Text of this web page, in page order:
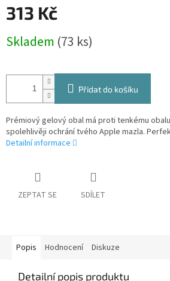
313 Kč
cena:
Skladem (73 ks)
Přidat do košíku
Prémiový gelový obal má proti tenkému
spolehlivěji ochrání tvého Apple mazla.
Detailní informace
ZEPTAT SE SDÍLET
Popis Hodnocení Diskuze
Detailní popis produktu